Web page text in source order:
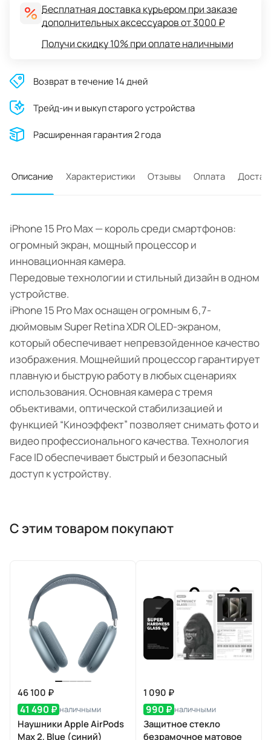
Бесплатная доставка курьером при заказе
дополнительных аксессуаров от 3000 ₽
Получи скидку 10% при оплате наличными
Возврат в течение 14 дней
Трейд-ин и выкуп старого устройства
Расширенная гарантия 2 года
Описание Характеристики Отзывы Оплата
iPhone 15 Pro Max — король среди смартфонов:
огромный экран, мощный процессор и
инновационная камера.
Передовые технологии и стильный дизайн в одном
устройстве.
iPhone 15 Pro Max оснащен огромным 6,7-
дюймовым Super Retina XDR OLED-экраном,
который обеспечивает непревзойденное качество
изображения. Мощнейший процессор гарантирует
плавную и быструю работу в любых сценариях
использования. Основная камера с тремя
объективами, оптической стабилизацией и
функцией “Киноэффект” позволяет снимать фото и
видео профессионального качества. Технология
Face ID обеспечивает быстрый и безопасный
доступ к устройству.
С этим товаром покупают
46 100 ₽
41 490 ₽ наличными
Наушники Apple AirPods
Max 2, Blue (синий)
1 090 ₽
990 ₽ наличными
Защитное стекло
безрамочное матовое